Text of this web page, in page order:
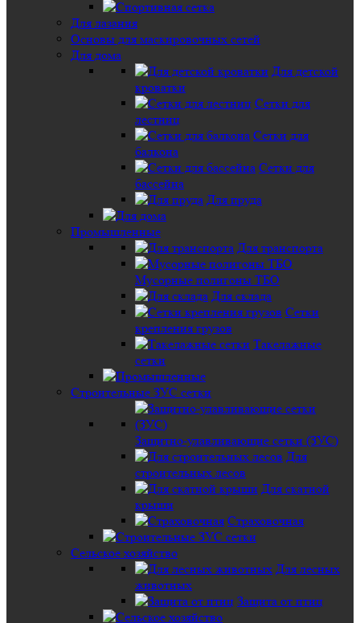
Для лазания
Основы для маскировочных сетей
Для дома
Для детской
кроватки
Сетки для
лестниц
Сетки для
балкона
Сетки для
бассейна
Для пруда
Промышленные
Для транспорта
Мусорные полигоны ТБО
Для склада
Сетки
крепления грузов
Такелажные
сетки
Строительные ЗУС сетки
Защитно-улавливающие сетки (ЗУС)
Для
строительных лесов
Для скатной
крыши
Страховочная
Сельское хозяйство
Для лесных
животных
Защита от птиц